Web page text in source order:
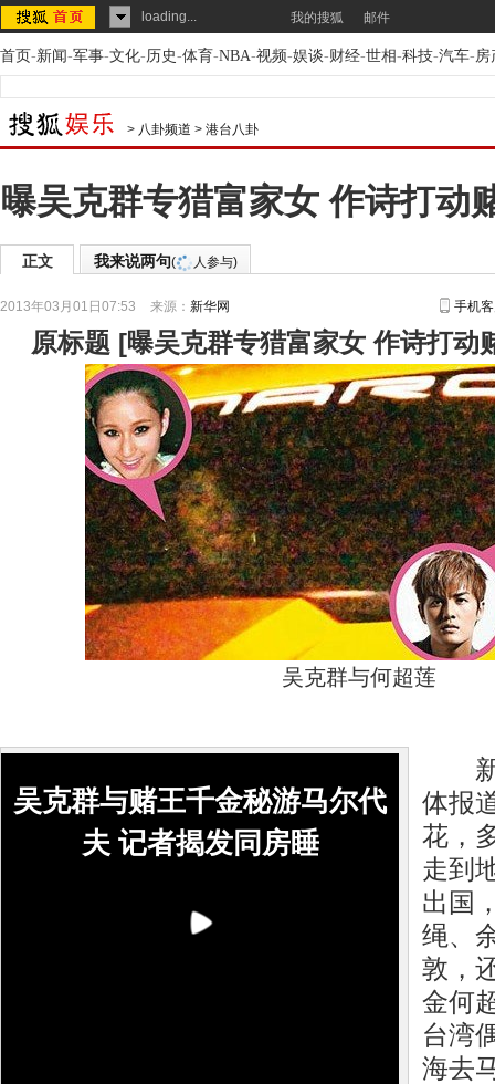
loading... 我的搜狐 邮件
首页-新闻-军事-文化-历史-体育-NBA-视频-娱谈-财经-世相-科技-汽车-房
> 八卦频道 > 港台八卦
曝吴克群专猎富家女 作诗打动
正文 我来说两句( 人参与)
2013年03月01日07:53 来源： 新华网 手机
原标题 [曝吴克群专猎富家女 作诗打动
吴克群与何超莲
吴克群与赌王千金秘游马尔代
夫 记者揭发同房睡
新
体报
花，
走到
出国
绳、
敦，
金何
台湾
海去